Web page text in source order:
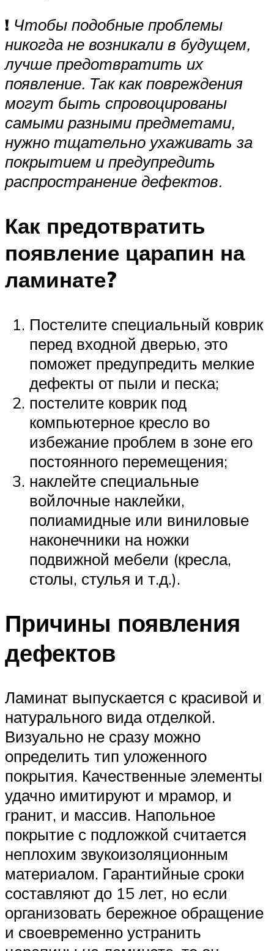
! Чтобы подобные проблемы
никогда не возникали в будущем,
лучше предотвратить их
появление. Так как повреждения
могут быть спровоцированы
самыми разными предметами,
нужно тщательно ухаживать за
покрытием и предупредить
распространение дефектов.
Как предотвратить
появление царапин на
ламинате?
Постелите специальный коврик
перед входной дверью, это
поможет предупредить мелкие
дефекты от пыли и песка;
постелите коврик под
компьютерное кресло во
избежание проблем в зоне его
постоянного перемещения;
наклейте специальные
войлочные наклейки,
полиамидные или виниловые
наконечники на ножки
подвижной мебели (кресла,
столы, стулья и т.д.).
Причины появления
дефектов
Ламинат выпускается с красивой и
натурального вида отделкой.
Визуально не сразу можно
определить тип уложенного
покрытия. Качественные элементы
удачно имитируют и мрамор, и
гранит, и массив. Напольное
покрытие с подложкой считается
неплохим звукоизоляционным
материалом. Гарантийные сроки
составляют до 15 лет, но если
организовать бережное обращение
и своевременно устранить